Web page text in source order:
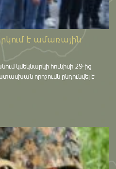
է ամառային
կմեկնարկի հունիսի 29-ից
որոշումն ընդունվել է